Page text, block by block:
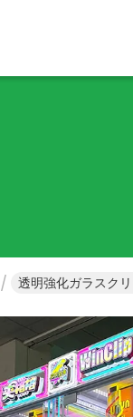
透明強化ガラスク